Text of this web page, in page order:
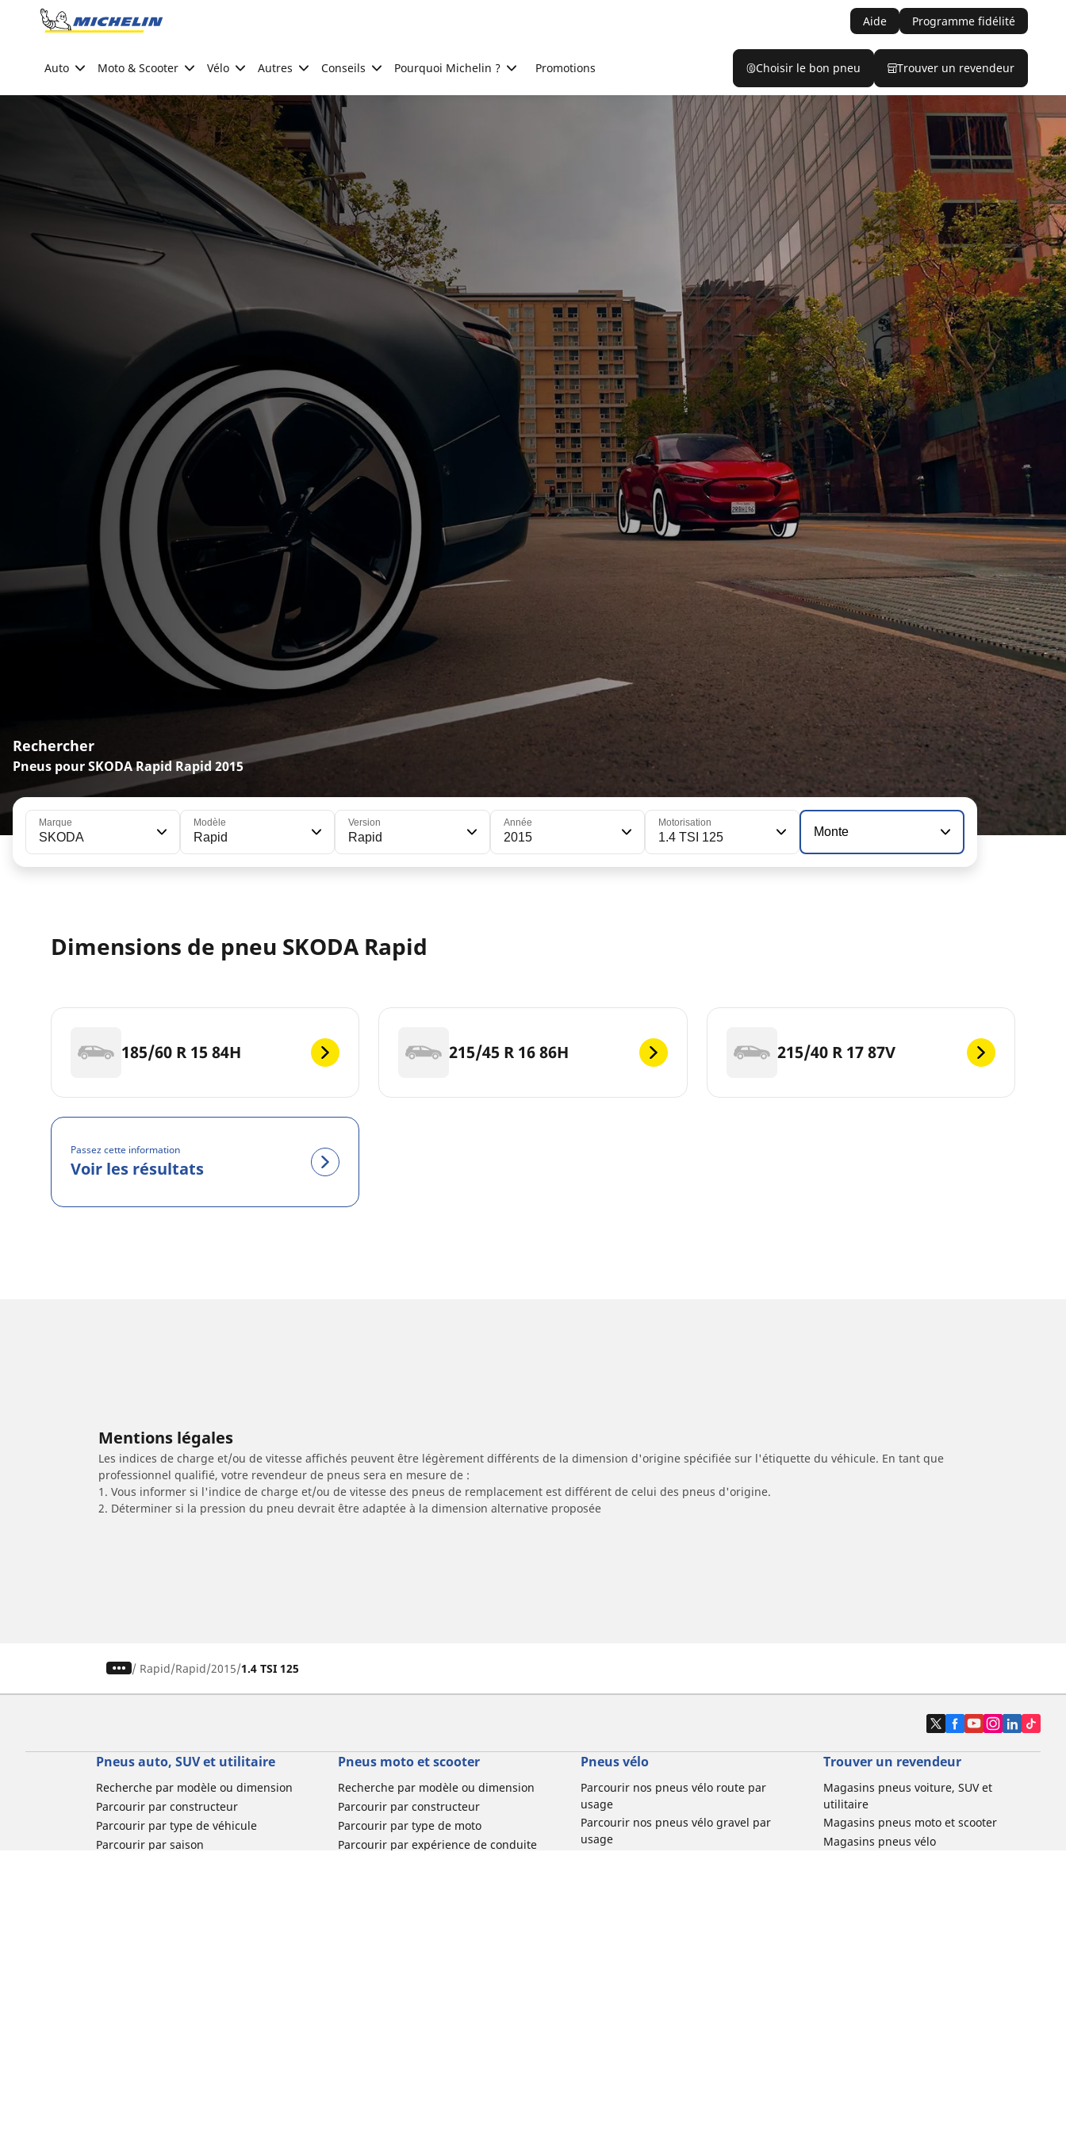
Go to page content
Aide Programme fidélité
Auto Moto & Scooter Vélo Autres Conseils Pourquoi Michelin ? Promotions Choisir le bon pneu Trouver un revendeur
Rechercher
Pneus pour SKODA Rapid Rapid 2015
Marque
SKODA
Modèle
Rapid
Version
Rapid
Année
2015
Motorisation
1.4 TSI 125 Monte
Dimensions de pneu SKODA Rapid
185/60 R 15 84H 215/45 R 16 86H 215/40 R 17 87V
Passez cette information
Voir les résultats
Mentions légales
Les indices de charge et/ou de vitesse affichés peuvent être légèrement différents de la dimension d'origine spécifiée sur l'étiquette du véhicule. En tant que
professionnel qualifié, votre revendeur de pneus sera en mesure de :
1. Vous informer si l'indice de charge et/ou de vitesse des pneus de remplacement est différent de celui des pneus d'origine.
2. Déterminer si la pression du pneu devrait être adaptée à la dimension alternative proposée
/ Rapid Rapid 2015 1.4 TSI 125
Pneus auto, SUV et utilitaire
Recherche par modèle ou dimension
Parcourir par constructeur
Parcourir par type de véhicule
Parcourir par saison
Pneus moto et scooter
Recherche par modèle ou dimension
Parcourir par constructeur
Parcourir par type de moto
Parcourir par expérience de conduite
Pneus vélo
Parcourir nos pneus vélo route par
usage
Parcourir nos pneus vélo gravel par
usage
Trouver un revendeur
Magasins pneus voiture, SUV et
utilitaire
Magasins pneus moto et scooter
Magasins pneus vélo